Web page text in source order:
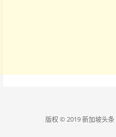
版权 © 2019 新加坡头